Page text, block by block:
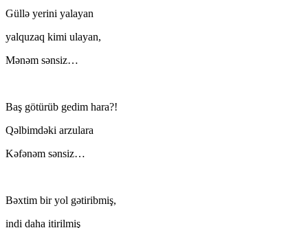
Güllə yerini yalayan
yalquzaq kimi ulayan,
Mənəm sənsiz…
Baş götürüb gedim hara?!
Qəlbimdəki arzulara
Kəfənəm sənsiz…
Bəxtim bir yol gətiribmiş,
indi daha itirilmiş